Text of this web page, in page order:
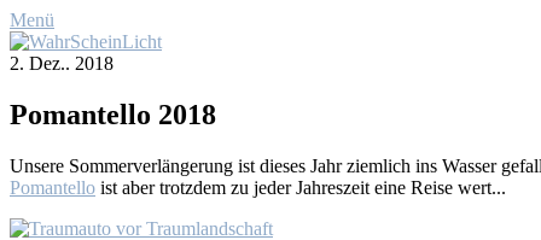
Menü
2. Dez.. 2018
Po­man­tel­lo 2018
Un­se­re Som­mer­ver­län­ge­rung ist die­ses Jahr ziem­lich ins Was­ser
Po­man­tel­lo ist aber trotz­dem zu je­der Jah­res­zeit ei­ne Rei­se wert...